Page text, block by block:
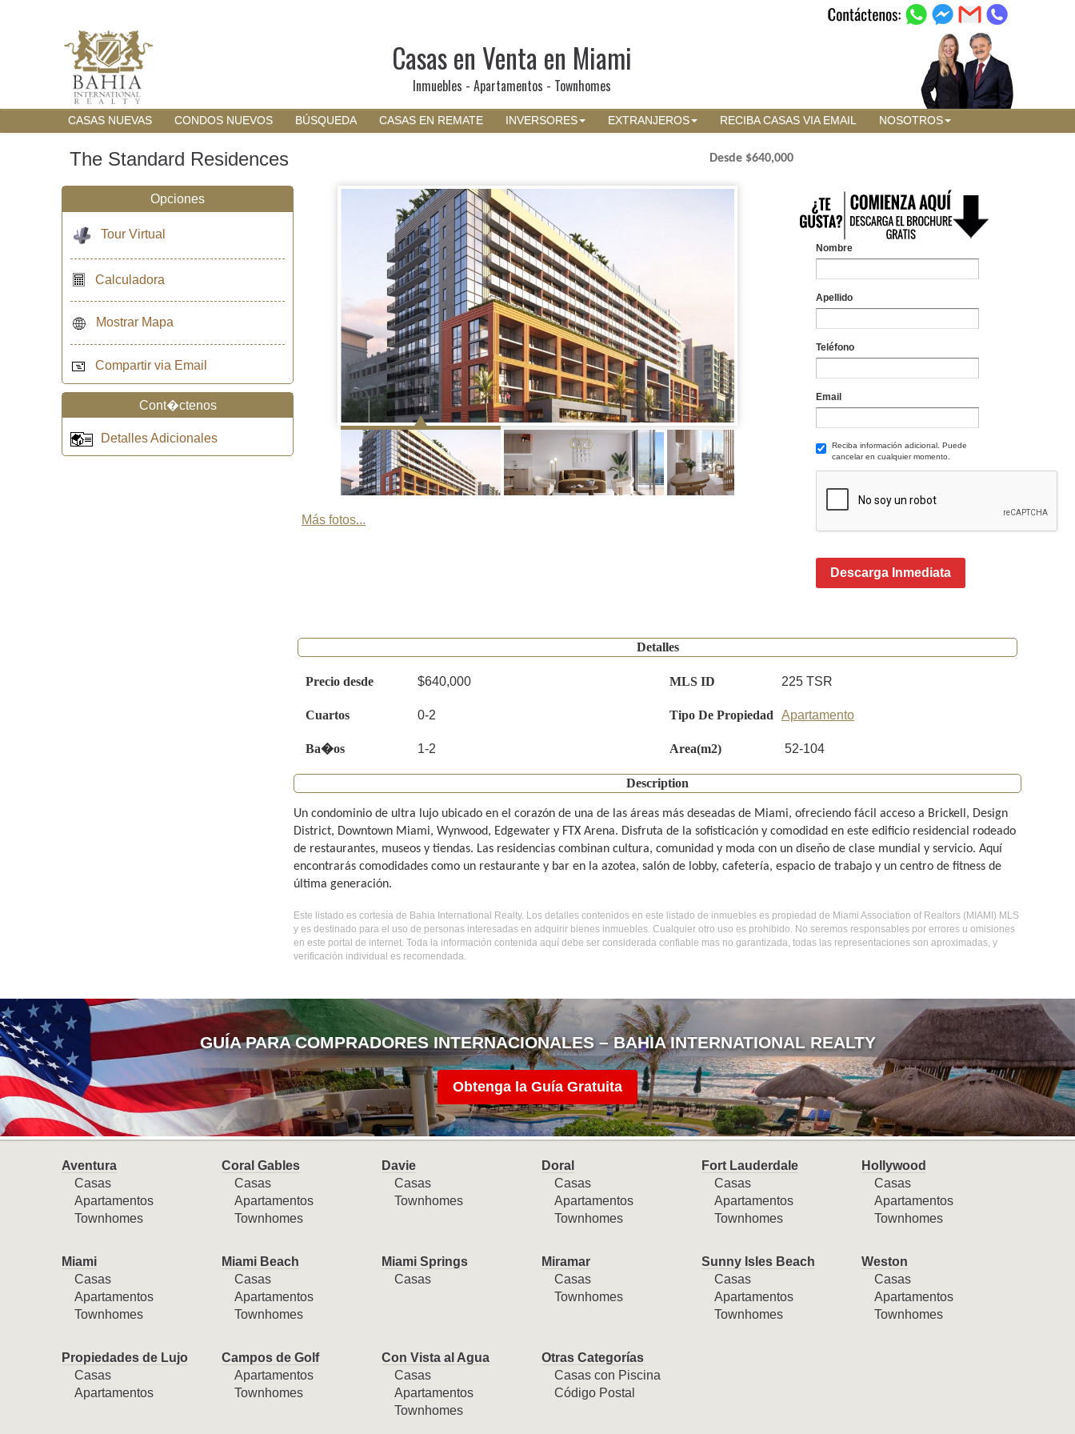
Casas en Venta en Miami
Inmuebles - Apartamentos - Townhomes
CASAS NUEVAS CONDOS NUEVOS BÚSQUEDA CASAS EN REMATE INVERSORES EXTRANJEROS RECIBA CASAS VIA EMAIL NOSOTROS
The Standard Residences Desde $640,000
Más fotos...
Nombre
Apellido
Teléfono
Email
Reciba información adicional. Puede
cancelar en cualquier momento.
Descarga Inmediata
Detalles
Precio desde $640,000 MLS ID 225 TSR
Cuartos 0-2 Tipo De Propiedad Apartamento
Ba�os 1-2 Area(m2) 52-104
Description
Un condominio de ultra lujo ubicado en el corazón de una de las áreas más deseadas de Miami, ofreciendo fácil acceso a Brickell, Design
District, Downtown Miami, Wynwood, Edgewater y FTX Arena. Disfruta de la sofisticación y comodidad en este edificio residencial rodeado
de restaurantes, museos y tiendas. Las residencias combinan cultura, comunidad y moda con un diseño de clase mundial y servicio. Aquí
encontrarás comodidades como un restaurante y bar en la azotea, salón de lobby, cafetería, espacio de trabajo y un centro de fitness de
última generación.
Este listado es cortesía de Bahia International Realty. Los detalles contenidos en este listado de inmuebles es propiedad de Miami Association of Realtors (MIAMI) MLS
y es destinado para el uso de personas interesadas en adquirir bienes inmuebles. Cualquier otro uso es prohibido. No seremos responsables por errores u omisiones
en este portal de internet. Toda la información contenida aquí debe ser considerada confiable mas no garantizada, todas las representaciones son aproximadas, y
verificación individual es recomendada.
Opciones
Tour Virtual
Calculadora
Mostrar Mapa
Compartir via Email
Cont�ctenos
Detalles Adicionales
GUÍA PARA COMPRADORES INTERNACIONALES – BAHIA INTERNATIONAL REALTY
Obtenga la Guía Gratuita
Aventura
Casas
Apartamentos
Townhomes
Coral Gables
Casas
Apartamentos
Townhomes
Davie
Casas
Townhomes
Doral
Casas
Apartamentos
Townhomes
Fort Lauderdale
Casas
Apartamentos
Townhomes
Hollywood
Casas
Apartamentos
Townhomes
Miami
Casas
Apartamentos
Townhomes
Miami Beach
Casas
Apartamentos
Townhomes
Miami Springs
Casas
Miramar
Casas
Townhomes
Sunny Isles Beach
Casas
Apartamentos
Townhomes
Weston
Casas
Apartamentos
Townhomes
Propiedades de Lujo
Casas
Apartamentos
Campos de Golf
Apartamentos
Townhomes
Con Vista al Agua
Casas
Apartamentos
Townhomes
Otras Categorías
Casas con Piscina
Código Postal